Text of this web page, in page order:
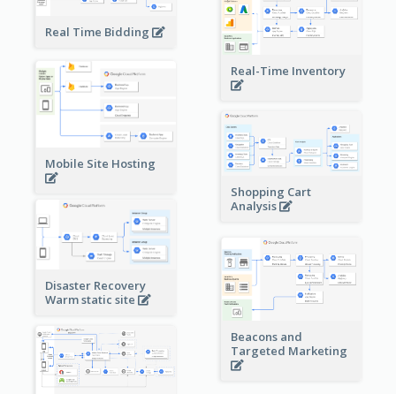
Real Time Bidding
Real-Time Inventory
Mobile Site Hosting
Shopping Cart
Analysis
Disaster Recovery
Warm static site
Beacons and
Targeted Marketing